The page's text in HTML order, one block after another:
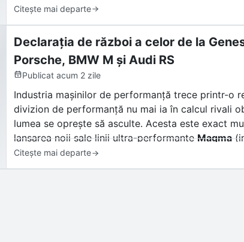
Citește mai departe
Declarația de război a celor de la
Porsche, BMW M și Audi RS
Publicat acum 2 zile
Industria mașinilor de performanță trece printr-o
divizion de performanță nu mai ia în calcul rivali
lumea se oprește să asculte. Acesta este exact
lansarea noii sale linii ultra-performanteMagma
Mans), declară deschis că vrea să fure din clienții
și gigantul din Stuttgart sau München, trebuie
Citește mai departe